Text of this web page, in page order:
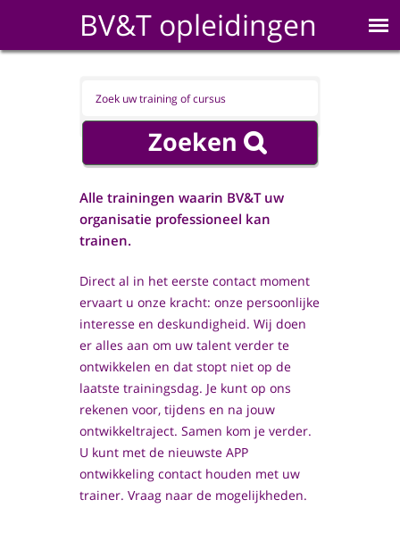
BV&T opleidingen
Alle trainingen waarin BV&T uw
organisatie professioneel kan
trainen.
Direct al in het eerste contact moment
ervaart u onze kracht: onze persoonlijke
interesse en deskundigheid. Wij doen
er alles aan om uw talent verder te
ontwikkelen en dat stopt niet op de
laatste trainingsdag. Je kunt op ons
rekenen voor, tijdens en na jouw
ontwikkeltraject. Samen kom je verder.
U kunt met de nieuwste APP
ontwikkeling contact houden met uw
trainer. Vraag naar de mogelijkheden.